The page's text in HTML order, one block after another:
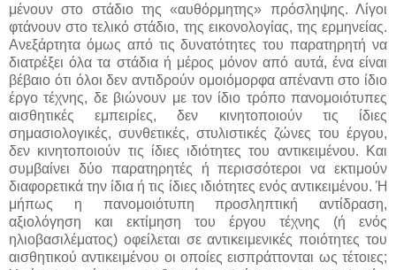
μένουν στο στάδιο της «αυθόρμητης» πρόσληψης. Λίγοι
φτάνουν στο τελικό στάδιο, της εικονολογίας, της ερμηνείας.
Ανεξάρτητα όμως από τις δυνατότητες του παρατηρητή να
διατρέξει όλα τα στάδια ή μέρος μόνον από αυτά, ένα είναι
βέβαιο ότι όλοι δεν αντιδρούν ομοιόμορφα απέναντι στο ίδιο
έργο τέχνης, δε βιώνουν με τον ίδιο τρόπο πανομοιότυπες
αισθητικές εμπειρίες, δεν κινητοποιούν τις ίδιες
σημασιολογικές, συνθετικές, στυλιστικές ζώνες του έργου,
δεν κινητοποιούν τις ίδιες ιδιότητες του αντικειμένου. Και
συμβαίνει δύο παρατηρητές ή περισσότεροι να εκτιμούν
διαφορετικά την ίδια ή τις ίδιες ιδιότητες ενός αντικειμένου. Ή
μήπως η πανομοιότυπη προσληπτική αντίδραση,
αξιολόγηση και εκτίμηση του έργου τέχνης (ή ενός
ηλιοβασιλέματος) οφείλεται σε αντικειμενικές ποιότητες του
αισθητικού αντικειμένου οι οποίες εισπράττονται ως τέτοιες;